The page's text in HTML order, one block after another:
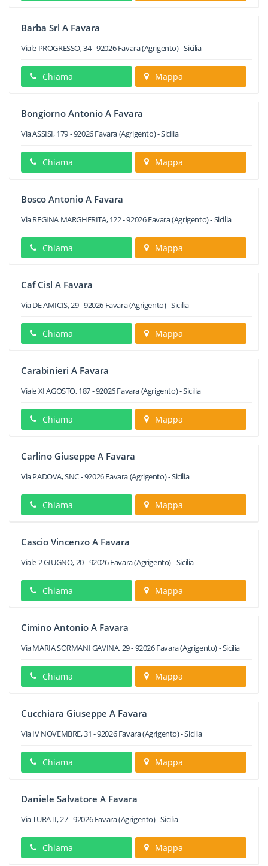
Barba Srl A Favara
Viale PROGRESSO, 34-92026 Favara(Agrigento) -Sicilia
Chiama Mappa
Bongiorno Antonio A Favara
Via ASSISI, 179-92026Favara(Agrigento) -Sicilia
Chiama Mappa
Bosco Antonio A Favara
Via REGINA MARGHERITA, 122-92026Favara(Agrigento) -Sicilia
Chiama Mappa
Caf Cisl A Favara
Via DE AMICIS, 29-92026 Favara(Agrigento) -Sicilia
Chiama Mappa
Carabinieri A Favara
Viale XI AGOSTO, 187-92026Favara(Agrigento) -Sicilia
Chiama Mappa
Carlino Giuseppe A Favara
Via PADOVA, SNC-92026Favara(Agrigento) -Sicilia
Chiama Mappa
Cascio Vincenzo A Favara
Viale 2 GIUGNO, 20-92026Favara(Agrigento) -Sicilia
Chiama Mappa
Cimino Antonio A Favara
Via MARIA SORMANI GAVINA, 29-92026Favara(Agrigento) -Sicilia
Chiama Mappa
Cucchiara Giuseppe A Favara
Via IV NOVEMBRE, 31 -92026 Favara(Agrigento) -Sicilia
Chiama Mappa
Daniele Salvatore A Favara
Via TURATI, 27-92026 Favara(Agrigento) -Sicilia
Chiama Mappa